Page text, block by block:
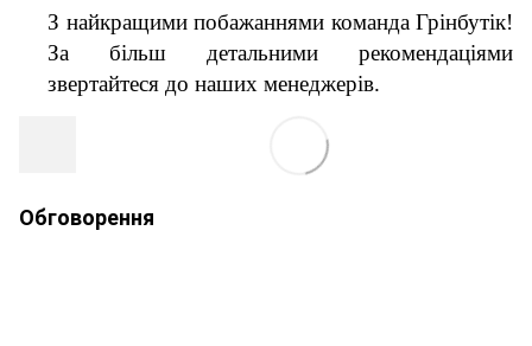
З найкращими побажаннями команда Грінбутік!
За більш детальними рекомендаціями
звертайтеся до наших менеджерів.
Обговорення